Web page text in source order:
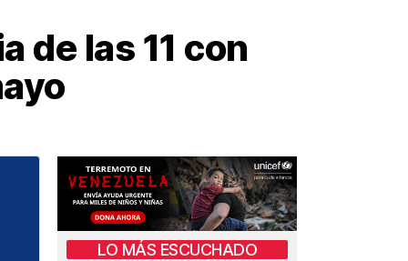
de las 11 con
LO MÁS ESCUCHADO